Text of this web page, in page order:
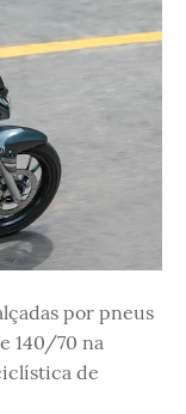
por pneus
140/70 na
de